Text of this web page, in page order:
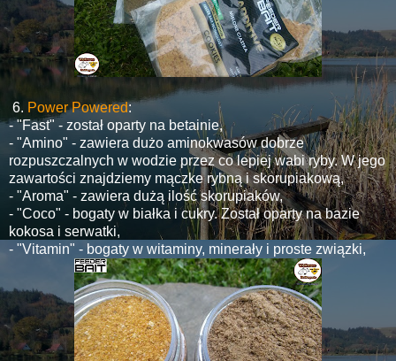
6. Power Powered:
- "Fast" - został oparty na betainie,
- "Amino" - zawiera dużo aminokwasów dobrze
rozpuszczalnych w wodzie przez co lepiej wabi ryby. W jego
zawartości znajdziemy mączke rybną i skorupiakową,
- "Aroma" - zawiera dużą ilość skorupiaków,
- "Coco" - bogaty w białka i cukry. Został oparty na bazie
kokosa i serwatki,
- "Vitamin" - bogaty w witaminy, minerały i proste związki,